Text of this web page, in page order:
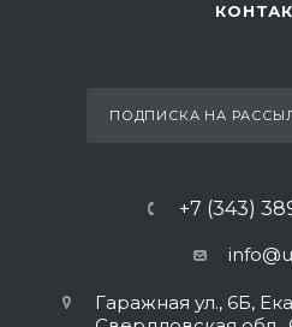
ПОДПИСКА НА
+7 (343)
Гаражная ул., 6Б,